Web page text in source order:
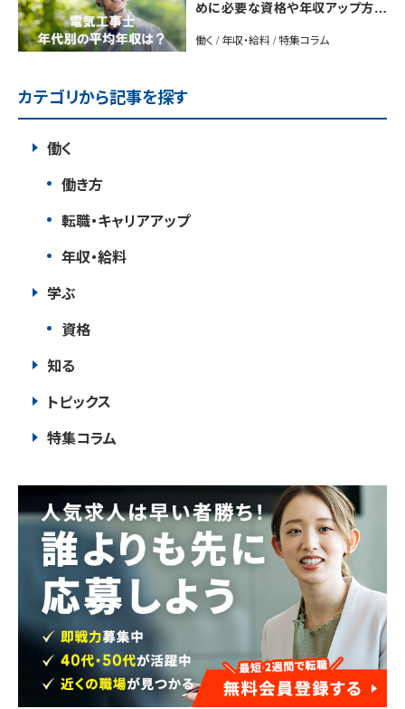
めに必要な資格や年収アップ方法
働く / 年収・給料 / 特集コラム
カテゴリから記事を探す
働く
働き方
転職・キャリアアップ
年収・給料
学ぶ
資格
知る
トピックス
特集コラム